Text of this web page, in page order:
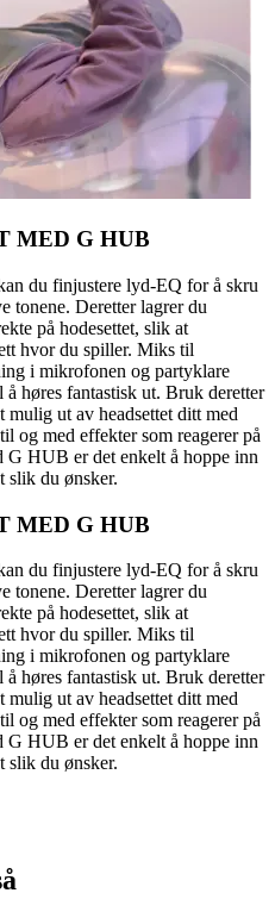
MED G HUB
du finjustere lyd-EQ for å skru
tonene. Deretter lagrer du
på hodesettet, slik at
hvor du spiller. Miks til
i mikrofonen og partyklare
høres fantastisk ut. Bruk deretter
ut av headsettet ditt med
og med effekter som reagerer på
HUB er det enkelt å hoppe inn
slik du ønsker.
MED G HUB
du finjustere lyd-EQ for å skru
tonene. Deretter lagrer du
på hodesettet, slik at
hvor du spiller. Miks til
i mikrofonen og partyklare
høres fantastisk ut. Bruk deretter
ut av headsettet ditt med
og med effekter som reagerer på
HUB er det enkelt å hoppe inn
slik du ønsker.